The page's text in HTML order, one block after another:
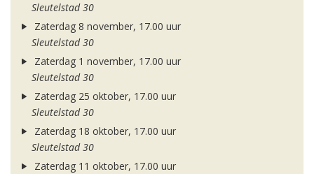
Sleutelstad 30
Zaterdag 8 november, 17.00 uur
Sleutelstad 30
Zaterdag 1 november, 17.00 uur
Sleutelstad 30
Zaterdag 25 oktober, 17.00 uur
Sleutelstad 30
Zaterdag 18 oktober, 17.00 uur
Sleutelstad 30
Zaterdag 11 oktober, 17.00 uur